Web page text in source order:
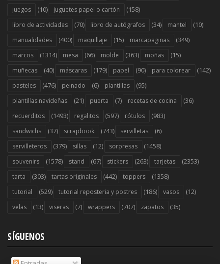
juegos (10) juguetes papel o cartón (158)
libro de actividades (70) libro de autógrafos (34) mantel (10)
manualidades (400) maquillaje (15) marcapaginas (349)
marcos (1314) mesa (66) molde (363) moñas (15)
muñecas (40) máscaras (179) papel (90) para colorear (142)
pasteles (476) peinado (6) plantillas (95)
plantillas navideñas (21) puerta (7) recetas de cocina (36)
recuerditos (1493) regalitos (597) rótulos (983)
sandwichs (37) scrapbook (743) servilletas (6)
servilleteros (379) sillas (12) sorpresas (1458)
souvenirs (1578) stand (67) stickers (263) tarjetas (2353)
tarta (303) tartas originales (442) toppers (1358)
tutorial (529) tutorial reposteria y postres (186) vasos (12)
velas (13) viseras (7) wrappers (707) zapatos (35)
SÍGUENOS